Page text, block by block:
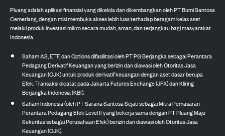
Pluang adalah aplikasi finansial yang dikelola dan dikembangkan oleh PT Bumi Santosa
Cemerlang, dengan misi membuka akses lebih luas terhadap beragam kelas aset
melalui produk investasi mikro secara mudah, aman, dan terjangkau bagi masyarakat
Indonesia.
Saham AS, ETF, dan Options difasilitasi oleh PT PG Berjangka sebagai Perantara
Pedagang Derivatif Keuangan yang berizin dan diawasi oleh Otoritas Jasa
Keuangan (OJK) untuk produk derivatif keuangan dengan aset dasar berupa
Efek. Transaksi dicatat pada Jakarta Futures Exchange (JFX) dan Kliring
Berjangka Indonesia (KBI).
Saham Indonesia (oleh PT Sarana Santosa Sejati sebagai Mitra Pemasaran
Perantara Pedagang Efek Level II yang bekerja sama dengan PT Pluang Maju
Sekuritas sebagai Perusahaan Efek) berizin dan diawasi oleh Otoritas Jasa
Keuangan (OJK).